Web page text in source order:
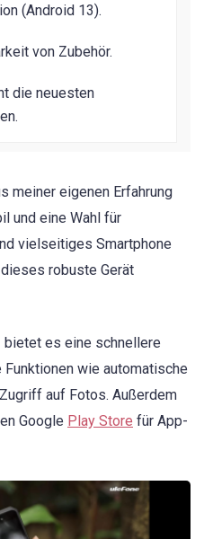
(Android 13).
von Zubehör.
die neuesten
meiner eigenen Erfahrung
und eine Wahl für
vielseitiges Smartphone
robuste Gerät
es eine schnellere
wie automatische
auf Fotos. Außerdem
Google Play Store für App-